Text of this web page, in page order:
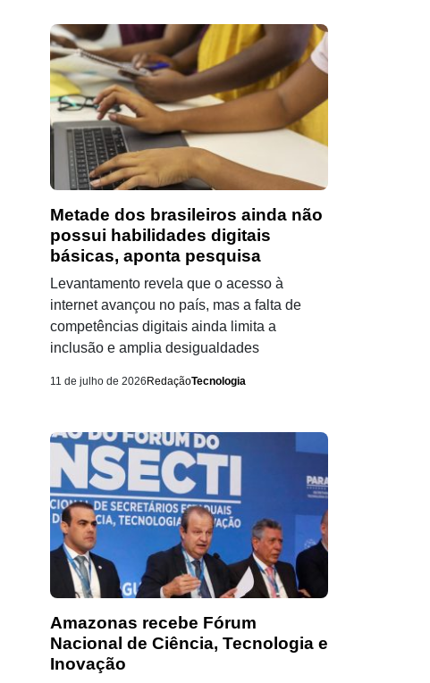
Metade dos brasileiros ainda não
possui habilidades digitais
básicas, aponta pesquisa
Levantamento revela que o acesso à
internet avançou no país, mas a falta de
competências digitais ainda limita a
inclusão e amplia desigualdades
11 de julho de 2026 RedaçãoTecnologia
Amazonas recebe Fórum
Nacional de Ciência, Tecnologia e
Inovação